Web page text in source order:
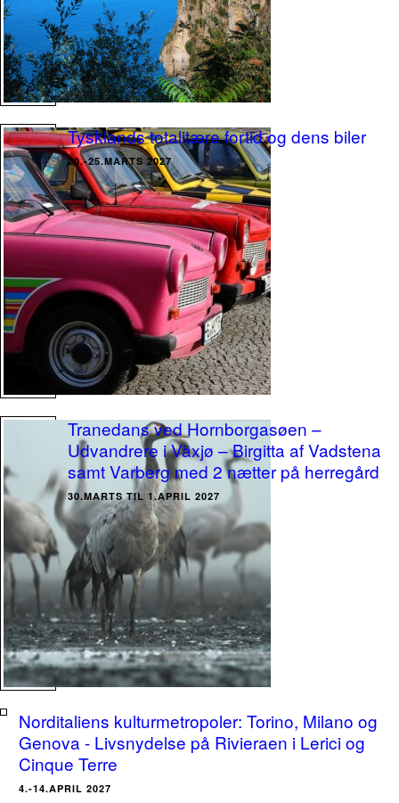
Tysklands totalitære fortid og dens biler
20.-25.MARTS 2027
Tranedans ved Hornborgasøen –
Udvandrere i Växjø – Birgitta af Vadstena
samt Varberg med 2 nætter på herregård
30.MARTS TIL 1.APRIL 2027
Norditaliens kulturmetropoler: Torino, Milano og
Genova - Livsnydelse på Rivieraen i Lerici og
Cinque Terre
4.-14.APRIL 2027